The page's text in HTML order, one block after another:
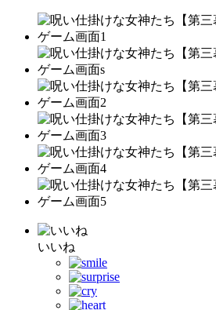
いいね